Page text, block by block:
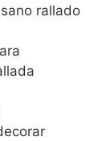
rallado